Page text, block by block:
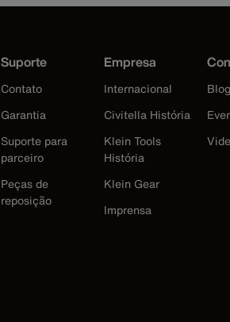
Suporte
Contato
Garantia
Suporte para
parceiro
Peças de
reposição
Empresa
Internacional
Civitella História
Klein Tools
História
Klein Gear
Imprensa
Blog